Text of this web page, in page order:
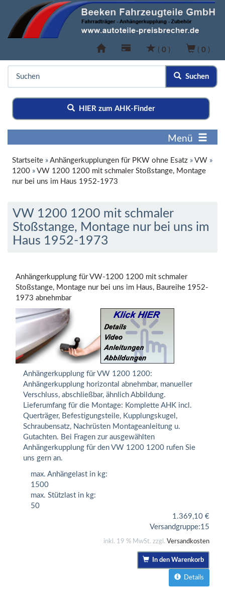
( 0 ) ( 0 )
Suchen
HIER zum AHK-Finder
Menü
Startseite » Anhängerkupplungen für PKW ohne Esatz » VW »
1200 » VW 1200 1200 mit schmaler Stoßstange, Montage
nur bei uns im Haus 1952-1973
VW 1200 1200 mit schmaler
Stoßstange, Montage nur bei uns im
Haus 1952-1973
Anhängerkupplung für VW-1200 1200 mit schmaler
Stoßstange, Montage nur bei uns im Haus, Baureihe 1952-
1973 abnehmbar
Anhängerkupplung für VW 1200 1200:
Anhängerkupplung horizontal abnehmbar, manueller
Verschluss, abschließbar, ähnlich Abbildung.
Lieferumfang für die Montage: Komplette AHK incl.
Querträger, Befestigungsteile, Kupplungskugel,
Schraubensatz, Nachrüsten Montageanleitung u.
Gutachten. Bei Fragen zur ausgewählten
Anhängerkupplung für den VW 1200 1200 rufen Sie
uns gern an.
max. Anhängelast in kg:
1500
max. Stützlast in kg:
50
1.369,10 €
Versandgruppe:15
inkl. 19 % MwSt. zzgl. Versandkosten
In den Warenkorb
Details